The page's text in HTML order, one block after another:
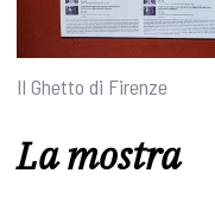
Il Ghetto di Firenze
La mostra